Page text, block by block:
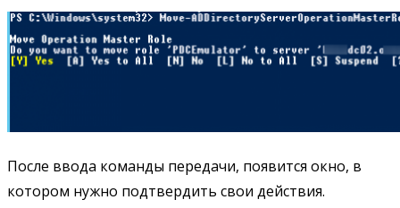
После ввода команды передачи, появится окно, в
котором нужно подтвердить свои действия.